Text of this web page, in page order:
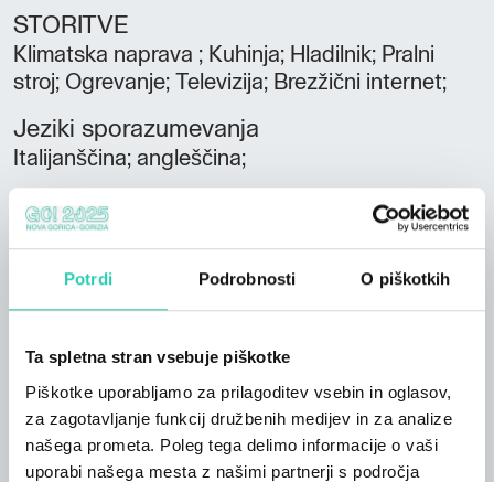
Potrdi Podrobnosti O piškotkih
Ta spletna stran vsebuje piškotke
Piškotke uporabljamo za prilagoditev vsebin in oglasov,
za zagotavljanje funkcij družbenih medijev in za analize
našega prometa. Poleg tega delimo informacije o vaši
uporabi našega mesta z našimi partnerji s področja
STORITVE
Klimatska naprava ; Kuhinja; Hladilnik; Pralni
stroj; Ogrevanje; Televizija; Brezžični internet;
Jeziki sporazumevanja
Italijanščina; angleščina;
Sprejete kreditne kartice
American Express; Visa; MasterCard;
Sobe
1
Kopalnice
Postelje